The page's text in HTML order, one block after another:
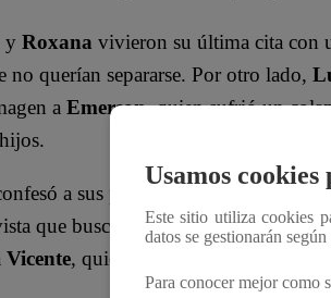
y Roxana vivieron su última cita con
no querían separarse. Por otro lado,
a Emerson, quien sufrió un
a sus padres su cansancio tras
que buscaba exponerla como un
Vicente, quien la enfrentó asegurando
Usamos
Este sitio utiliza cookies
datos se gestionarán según
Para conocer mejor como